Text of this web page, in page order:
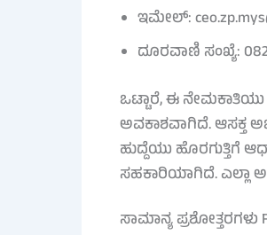
ಇಮೇಲ್:
ದೂರವಾಣಿ ಸಂಖ್ಯೆ:
ಒಟ್ಟಾರೆ, ಈ ನೇಮಕಾತಿಯು
ಅವಕಾಶವಾಗಿದೆ. ಆಸಕ್ತ
ಹುದ್ದೆಯು ಹೊರಗುತ್ತಿಗೆ
ಸಹಕಾರಿಯಾಗಿದೆ. ಎಲ್ಲಾ
ಸಾಮಾನ್ಯ ಪ್ರಶೋತ್ತರಗಳು